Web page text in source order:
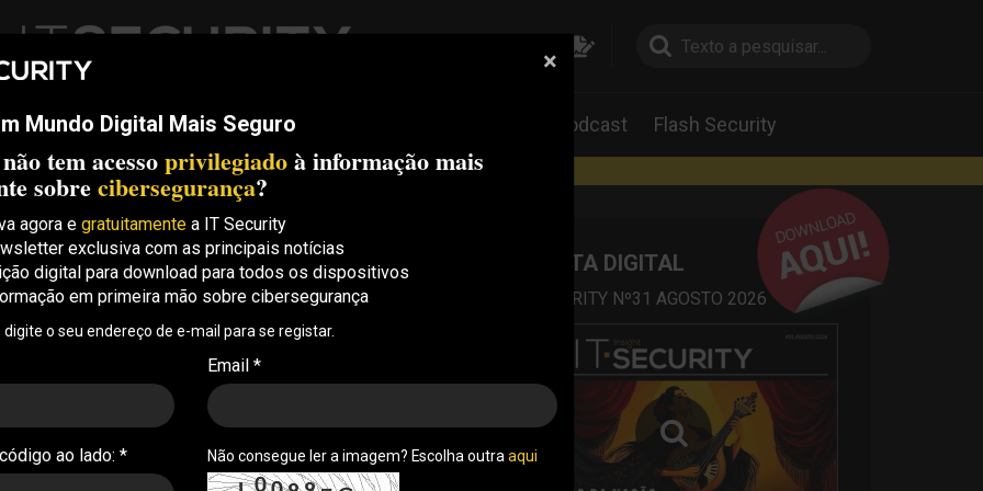
Threats Compliance Opinion Podcast Flash Security
Conference Lisboa: 8 de Outubro 2026 ✔️ Inscrições abertas
150 mil sites
ciberataques
que está a ser utilizado por 150 mil sites, está
arbitrários
REVISTA DIGITAL
IT SECURITY Nº31 AGOSTO 2026
×
Mundo Digital Mais Seguro
tem acessoprivilegiadoà informação mais
sobrecibersegurança?
agora e gratuitamente a IT Security
exclusiva com as principais notícias
digital para download para todos os dispositivos
em primeira mão sobre cibersegurança
digite o seu endereço de e-mail para se registar.
Email *
ao lado: * Não consegue ler a imagem? Escolha outraaqui